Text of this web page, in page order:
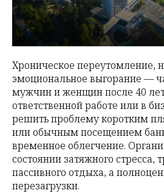
Хроническое переутомление,
эмоциональное выгорание —
мужчин и женщин после 40
ответственной работе или в
решить проблему коротким
или обычным посещением
временное облегчение.
состоянии затяжного стресса,
пассивного отдыха, а
перезагрузки.